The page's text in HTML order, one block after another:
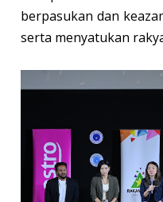
berpasukan dan
serta menyatukan